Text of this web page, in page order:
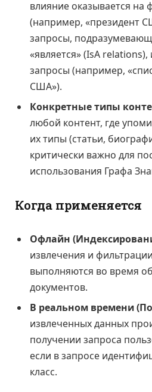
влияние оказывается на
(например, «президент
запросы,
«является» (IsA
запросы (например,
США»).
Конкретные типы
любой контент, где
их типы (статьи,
критически важно для
использования Графа
Когда применяется
Офлайн
извлечения и
выполняются во время
документов.
В реальном времени
извлеченных данных
получении запроса
если в запросе
класс.